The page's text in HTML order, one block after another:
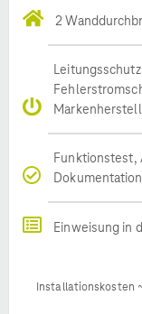
2
Funktionstest,
Dokumentation
Einweisung in
Installationskosten